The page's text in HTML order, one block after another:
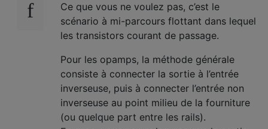
Ce que vous ne voulez pas, c’est le
scénario à mi-parcours flottant dans lequel
les transistors courant de passage.
Pour les opamps, la méthode générale
consiste à connecter la sortie à l’entrée
inverseuse, puis à connecter l’entrée non
inverseuse au point milieu de la fourniture
(ou quelque part entre les rails).